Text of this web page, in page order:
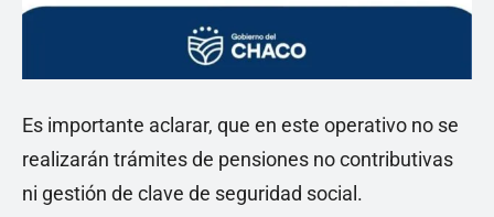
Es importante aclarar, que en este operativo no se
realizarán trámites de pensiones no contributivas
ni gestión de clave de seguridad social.